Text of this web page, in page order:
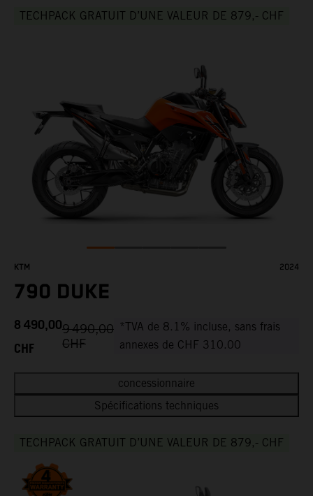
TECHPACK GRATUIT D’UNE VALEUR DE 879,- CHF
KTM 2024
790 DUKE
8 490,00
CHF
9 490,00
CHF
*TVA de 8.1% incluse, sans frais
annexes de CHF 310.00
concessionnaire
Spécifications techniques
TECHPACK GRATUIT D’UNE VALEUR DE 879,- CHF